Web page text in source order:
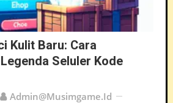
Kulit Baru: Cara
Seluler Kode
Admin@musimgame.id